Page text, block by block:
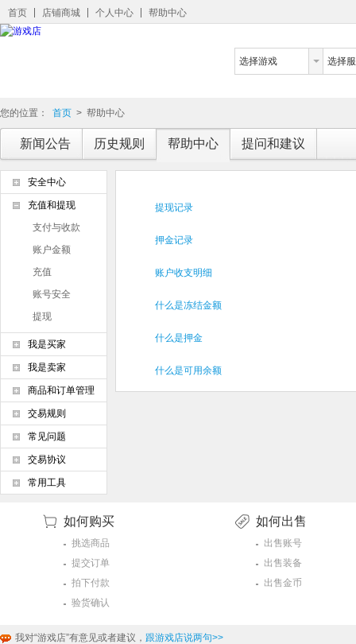
首页 店铺商城 个人中心 帮助中心
选择游戏 选择
您的位置： 首页 > 帮助中心
新闻公告 历史规则 帮助中心 提问和建议
提现记录
押金记录
账户收支明细
什么是冻结金额
什么是押金
什么是可用余额
安全中心
充值和提现
支付与收款
账户金额
充值
账号安全
提现
我是买家
我是卖家
商品和订单管理
交易规则
常见问题
交易协议
常用工具
如何购买
挑选商品
提交订单
拍下付款
验货确认
如何出售
出售账号
出售装备
出售金币
我对“游戏店”有意见或者建议， 跟游戏店说两句>>